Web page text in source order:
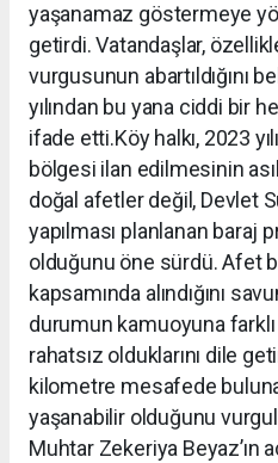
yaşanamaz göstermeye
getirdi. Vatandaşlar,
vurgusunun abartıldığını
yılından bu yana ciddi bir
ifade etti.Köy halkı, 2023
bölgesi ilan edilmesinin
doğal afetler değil, Devlet
yapılması planlanan baraj
olduğunu öne sürdü. Afet
kapsamında alındığını
durumun kamuoyuna farklı
rahatsız olduklarını dile
kilometre mesafede
yaşanabilir olduğunu
Muhtar Zekeriya Beyaz’ın